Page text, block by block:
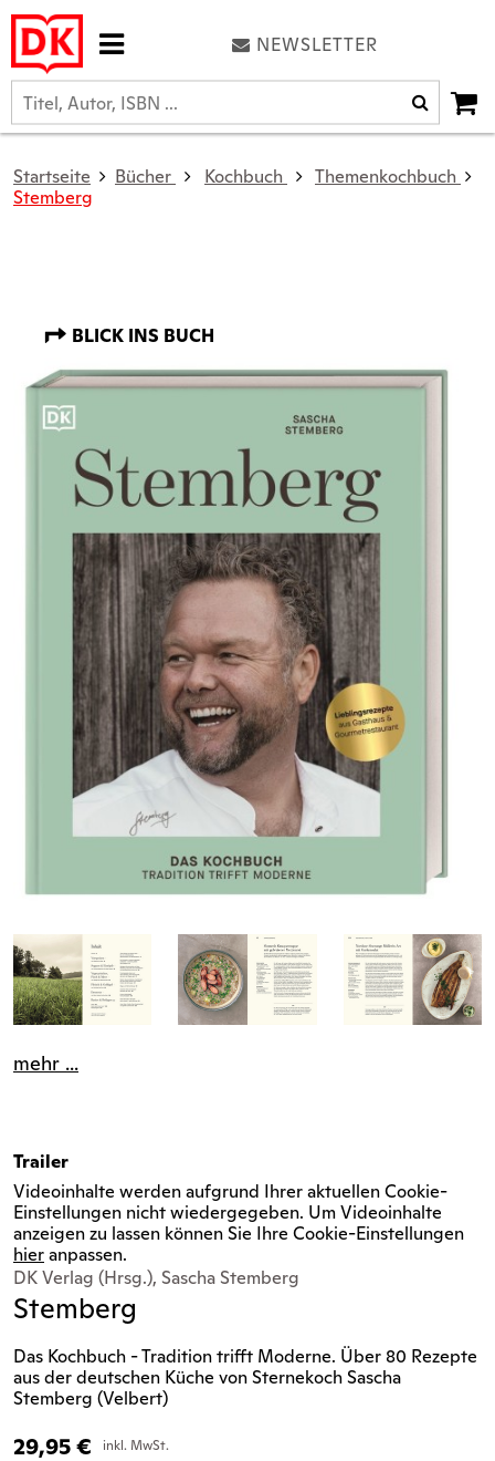
NEWSLETTER
Startseite Bücher Kochbuch
Themenkochbuch
Stemberg
BLICK INS BUCH
mehr ...
Trailer
Videoinhalte werden aufgrund Ihrer aktuellen Cookie-
Einstellungen nicht wiedergegeben. Um Videoinhalte
anzeigen zu lassen können Sie Ihre Cookie-Einstellungen
hieranpassen.
DK Verlag (Hrsg.), Sascha Stemberg
Stemberg
Das Kochbuch - Tradition trifft Moderne. Über 80 Rezepte
aus der deutschen Küche von Sternekoch Sascha
Stemberg (Velbert)
29,95€ inkl. MwSt.